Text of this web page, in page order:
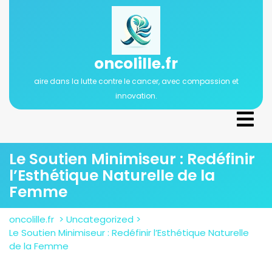
oncolille.fr
aire dans la lutte contre le cancer, avec compassion et
innovation.
Le Soutien Minimiseur : Redéfinir
l’Esthétique Naturelle de la
Femme
oncolille.fr > Uncategorized >
Le Soutien Minimiseur : Redéfinir l’Esthétique Naturelle
de la Femme